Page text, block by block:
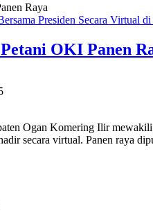
Raya
OKI Panen
Ogan Komering Ilir mewakili
secara virtual. Panen raya